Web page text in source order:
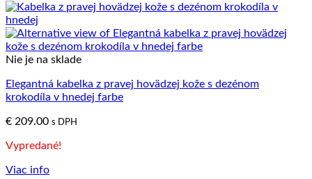
Nie je na sklade
Elegantná kabelka z pravej hovädzej kože s dezénom
krokodíla v hnedej farbe
€ 209.00 s DPH
Vypredané!
Viac info